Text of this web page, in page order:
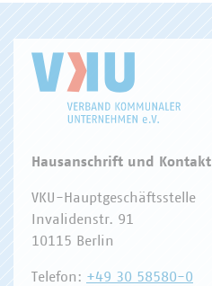
Hausanschrift und Kontakt
VKU-Hauptgeschäftsstelle
Invalidenstr. 91
10115 Berlin
Telefon: +49 30 58580-0